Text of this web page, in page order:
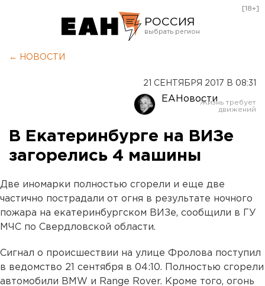
РОССИЯ
Оренбург
[18+]
← НОВОСТИ
21 СЕНТЯБРЯ 2017 В 08:31
ЕАНовости
В Екатеринбурге на ВИЗе
загорелись 4 машины
Две иномарки полностью сгорели и еще две
частично пострадали от огня в результате ночного
пожара на екатеринбургском ВИЗе, сообщили в ГУ
МЧС по Свердловской области.
Сигнал о происшествии на улице Фролова поступил
в ведомство 21 сентября в 04:10. Полностью сгорели
автомобили BMW и Range Rover. Кроме того, огонь